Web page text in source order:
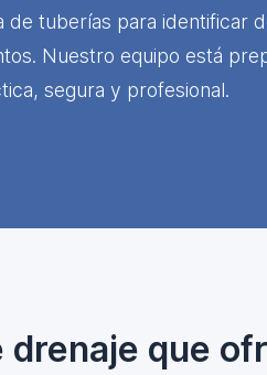
tuberías para identificar
Nuestro equipo está
segura y profesional.
drenaje que